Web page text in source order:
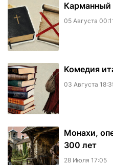
Карманный
05 Августа
Комедия
03 Августа
Монахи,
300 лет
28 Июля 17:05